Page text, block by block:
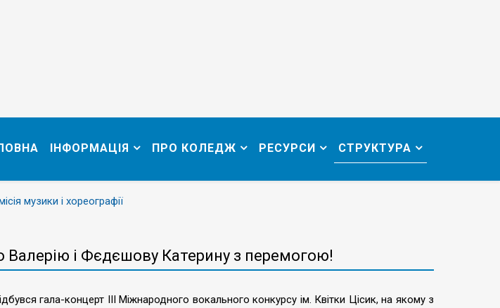
ІНФОРМАЦІЯ ПРО КОЛЕДЖ РЕСУРСИ СТРУКТУРА
музики і хореографії
Валерію і Фєдєшову Катерину з перемогою!
гала-концерт ІІІ Міжнародного вокального конкурсу ім. Квітки Цісик, на якому з